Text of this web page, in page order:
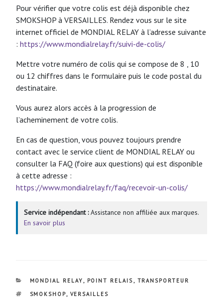
Pour vérifier que votre colis est déjà disponible chez
SMOKSHOP à VERSAILLES. Rendez vous sur le site
internet officiel de MONDIAL RELAY à l’adresse suivante
: https://www.mondialrelay.fr/suivi-de-colis/
Mettre votre numéro de colis qui se compose de 8 , 10
ou 12 chiffres dans le formulaire puis le code postal du
destinataire.
Vous aurez alors accès à la progression de
l’acheminement de votre colis.
En cas de question, vous pouvez toujours prendre
contact avec le service client de MONDIAL RELAY ou
consulter la FAQ (foire aux questions) qui est disponible
à cette adresse :
https://www.mondialrelay.fr/faq/recevoir-un-colis/
Service indépendant :Assistance non affiliée aux marques.
En savoir plus
CATÉGORIES
MONDIAL RELAY , POINT RELAIS , TRANSPORTEUR
ÉTIQUETTES
SMOKSHOP, VERSAILLES